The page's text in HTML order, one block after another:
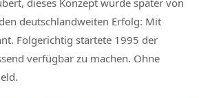
dieses Konzept wurde später von
deutschlandweiten Erfolg: Mit
Folgerichtig startete 1995 der
verfügbar zu machen. Ohne